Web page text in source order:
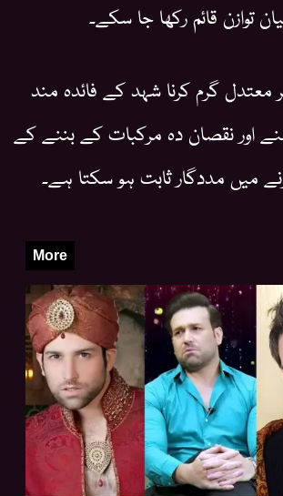
توازن قائم رکھا جا سکے۔
معتدل گرم کرنا شہد کے فائدہ مند
اور نقصان دہ مرکبات کے بننے کے
میں مددگار ثابت ہو سکتا ہے۔
More